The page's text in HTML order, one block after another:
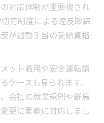
対応体制が重要視され
符制度による違反取締
が通勤手当の受給資格
ット着用や安全運転講
ケースも見られます。
会社の就業規則や群馬
更に柔軟に対応しまし